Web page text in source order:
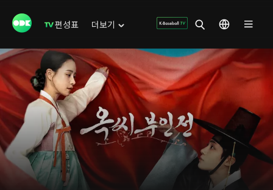
편성표 더보기